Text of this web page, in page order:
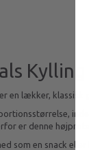
en lækker, klassisk
er denne
som en snack